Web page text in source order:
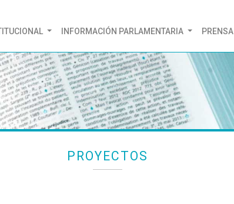
INFORMACIÓN PARLAMENTARIA PRENSA
PROYECTOS